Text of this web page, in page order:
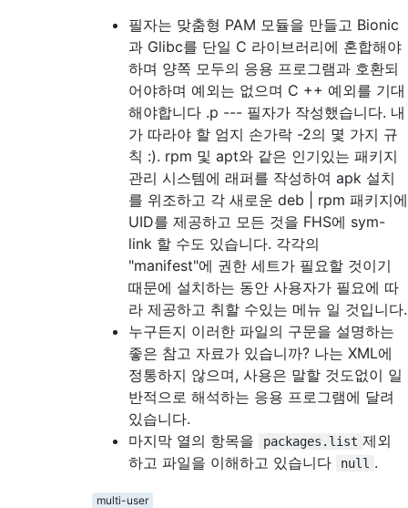
필자는 맞춤형 PAM 모듈을 만들고 Bionic
과 Glibc를 단일 C 라이브러리에 혼합해야
하며 양쪽 모두의 응용 프로그램과 호환되
어야하며 예외는 없으며 C ++ 예외를 기대
해야합니다 .p --- 필자가 작성했습니다. 내
가 따라야 할 엄지 손가락 -2의 몇 가지 규
칙 :). rpm 및 apt와 같은 인기있는 패키지
관리 시스템에 래퍼를 작성하여 apk 설치
를 위조하고 각 새로운 deb | rpm 패키지에
UID를 제공하고 모든 것을 FHS에 sym-
link 할 수도 있습니다. 각각의
"manifest"에 권한 세트가 필요할 것이기
때문에 설치하는 동안 사용자가 필요에 따
라 제공하고 취할 수있는 메뉴 일 것입니다.
누구든지 이러한 파일의 구문을 설명하는
좋은 참고 자료가 있습니까? 나는 XML에
정통하지 않으며, 사용은 말할 것도없이 일
반적으로 해석하는 응용 프로그램에 달려
있습니다.
마지막 열의 항목을
packages.list 제외
하고 파일을 이해하고 있습니다
null .
multi-user